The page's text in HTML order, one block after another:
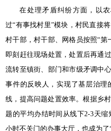
在处理矛盾纠纷方面，以
过“有事找村里”模块，村民直接
村干部，村干部、网格员按照“第
即刻赶往现场处置，处置后再通
流转至镇街、部门和市级矛调中
事件的反映人，实现了基层治理
线，提高问题处置效率。根据乡
题的平均办结时间从线下2-3天
小时不关门的办事大厅，也成为了